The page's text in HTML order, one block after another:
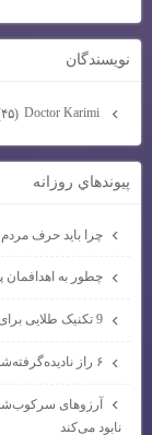
نويسندگان
(۴۵)
پيوندهاي روزانه
چرا باید حرف
چطور به اهدافمان
9 تکنیک طلایی برای مرموز و قدرتمند دیده شدن | راز هیبت و اقتدار شخصی
۶ راز نادیده‌گرفته‌شده برای زندگی بهتر
آرزوهای
نابود می‌کند